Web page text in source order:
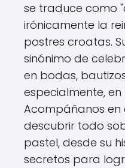
se traduce como
irónicamente la
postres croatas.
sinónimo de
en bodas,
especialmente,
Acompáñanos en
descubrir todo
pastel, desde su
secretos para